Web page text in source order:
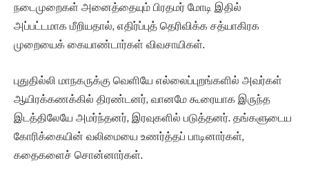
நடைமுறைகள் அனைத்தையும் பிரதமர் மோடி இதில்
அப்பட்டமாக மீறியதால், எதிர்ப்புத் தெரிவிக்க சத்யாகிரக
முறையைக் கையாண்டார்கள் விவசாயிகள்.
புதுதில்லி மாநகருக்கு வெளியே எல்லைப்புறங்களில் அவர்கள்
ஆயிரக்கணக்கில் திரண்டனர், வானமே கூரையாக இருந்த
இடத்திலேயே அமர்ந்தனர், இரவுகளில் படுத்தனர். தங்களுடைய
கோரிக்கையின் வலிமையை உணர்த்தப் பாடினார்கள்,
கதைகளைச் சொன்னார்கள்.